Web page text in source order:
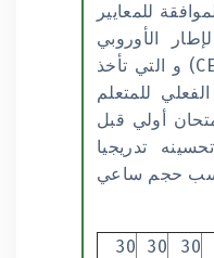
للمعايير
الأوروبي
المرجعي المشترك (CECR) و التي تأخذ
للمتعلم
أولي قبل
تدريجيا
حسب حجم ساعي
30
30
30